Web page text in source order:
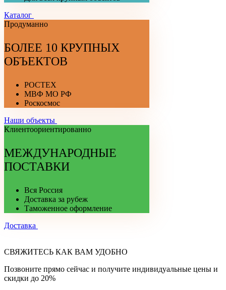
Каталог
Продуманно
БОЛЕЕ 10 КРУПНЫХ
ОБЪЕКТОВ
РОСТЕХ
МВФ МО РФ
Роскосмос
Наши объекты
Клиентоориентированно
МЕЖДУНАРОДНЫЕ
ПОСТАВКИ
Вся Россия
Доставка за рубеж
Таможенное оформление
Доставка
СВЯЖИТЕСЬ КАК ВАМ УДОБНО
Позвоните прямо сейчас и получите индивидуальные цены и
скидки до 20%